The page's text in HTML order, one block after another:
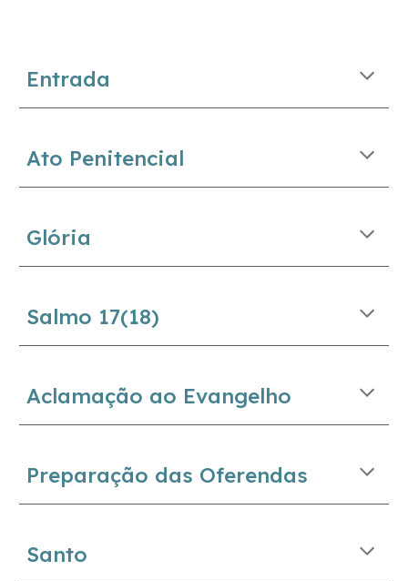
Entrada
Ato Penitencial
Glória
Salmo 17(18)
Aclamação ao Evangelho
Preparação das Oferendas
Santo